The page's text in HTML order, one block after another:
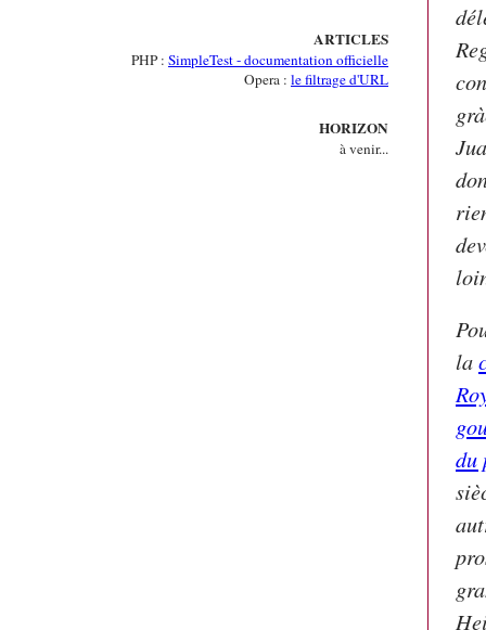
ARTICLES
PHP : SimpleTest - documentation officielle
Opera : le filtrage d'URL
HORIZON
à venir...
la
du